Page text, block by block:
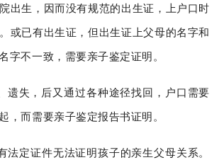
出生，因而没有规范的出生证，上户口时
或已有出生证，但出生证上父母的名字和
字不一致，需要亲子鉴定证明。
遗失，后又通过各种途径找回，户口需要
，而需要亲子鉴定报告书证明。
法定证件无法证明孩子的亲生父母关系。